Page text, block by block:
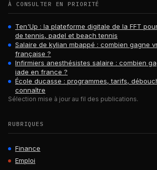
À CONSULTER EN PRIORITÉ
Ten'Up : la plateforme digitale de la FFT
de tennis, padel et beach tennis
Salaire de kylian mbappé : combien gagne
française ?
Infirmiers anesthésistes salaire : combien
iade en france ?
École ducasse : programmes, tarifs,
connaître
Sélection mise à jour au fil des publications.
RUBRIQUES
Finance
Emploi